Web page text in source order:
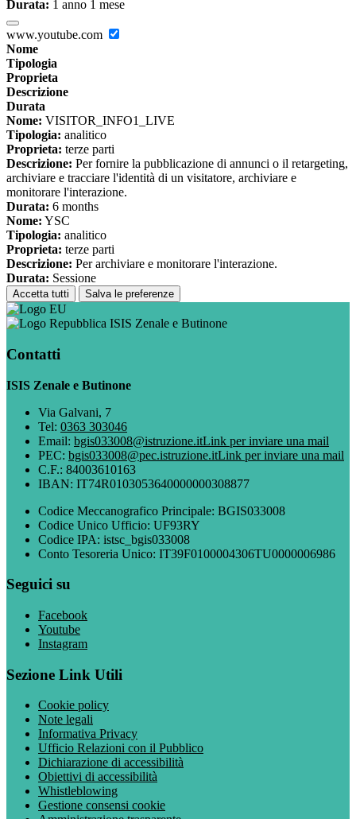
Durata: 1 anno 1 mese
www.youtube.com
Nome
Tipologia
Proprieta
Descrizione
Durata
Nome: VISITOR_INFO1_LIVE
Tipologia: analitico
Proprieta: terze parti
Descrizione: Per fornire la pubblicazione di annunci o il retargeting,
archiviare e tracciare l'identità di un visitatore, archiviare e
monitorare l'interazione.
Durata: 6 months
Nome: YSC
Tipologia: analitico
Proprieta: terze parti
Descrizione: Per archiviare e monitorare l'interazione.
Durata: Sessione
Accetta tutti Salva le preferenze
ISIS Zenale e Butinone
Contatti
ISIS Zenale e Butinone
Via Galvani, 7
Tel: 0363 303046
Email: bgis033008@istruzione.itLink per inviare una mail
PEC: bgis033008@pec.istruzione.itLink per inviare una mail
C.F.: 84003610163
IBAN: IT74R0103053640000000308877
Codice Meccanografico Principale: BGIS033008
Codice Unico Ufficio: UF93RY
Codice IPA: istsc_bgis033008
Conto Tesoreria Unico: IT39F0100004306TU0000006986
Seguici su
Facebook
Youtube
Instagram
Sezione Link Utili
Cookie policy
Note legali
Informativa Privacy
Ufficio Relazioni con il Pubblico
Dichiarazione di accessibilità
Obiettivi di accessibilità
Whistleblowing
Gestione consensi cookie